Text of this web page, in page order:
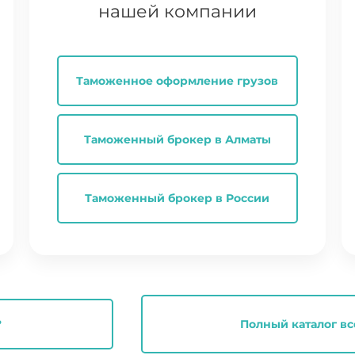
нашей компании
Таможенное оформление грузов
Таможенный брокер в Алматы
Таможенный брокер в России
Полный каталог